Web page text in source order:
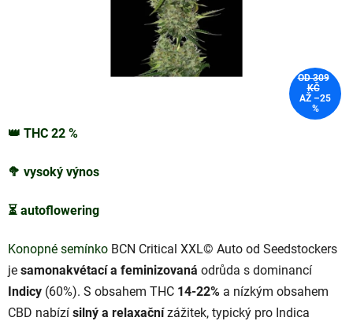
👑 THC 22 %
🥦 vysoký výnos
⏳ autoflowering
Konopné semínko BCN Critical XXL© Auto od Seedstockers
je samonakvétací a feminizovaná odrůda s dominancí
Indicy (60%). S obsahem THC 14-22% a nízkým obsahem
CBD nabízí silný a relaxačnízážitek, typický pro Indica
OD 309
KČ
AŽ –25
%